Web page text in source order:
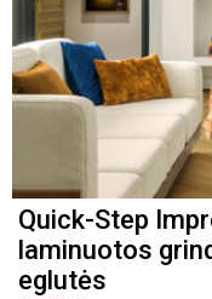
Quick-Step
laminuotos
eglutės